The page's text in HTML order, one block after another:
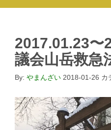
2017.01.23〜
議会山岳救急
By: やまんざい 2018-01-26 カ